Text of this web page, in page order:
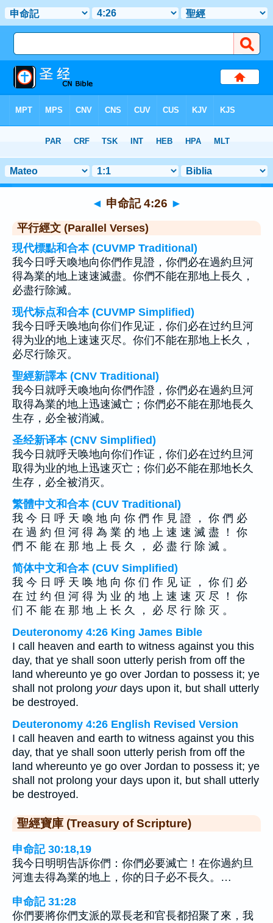
> 聖經金句 26
◄ 申命記 4:26 ►
平行經文 (Parallel Verses)
現代標點和合本 (CUVMP Traditional)
我今日呼天喚地向你們作見證，你們必在過約旦河
得為業的地上速速滅盡。你們不能在那地上長久，
必盡行除滅。
现代标点和合本 (CUVMP Simplified)
我今日呼天唤地向你们作见证，你们必在过约旦河
得为业的地上速速灭尽。你们不能在那地上长久，
必尽行除灭。
聖經新譯本 (CNV Traditional)
我今日就呼天喚地向你們作證，你們必在過約旦河
取得為業的地上迅速滅亡；你們必不能在那地長久
生存，必全被消滅。
圣经新译本 (CNV Simplified)
我今日就呼天唤地向你们作证，你们必在过约旦河
取得为业的地上迅速灭亡；你们必不能在那地长久
生存，必全被消灭。
繁體中文和合本 (CUV Traditional)
我 今 日 呼 天 喚 地 向 你 們 作 見 證 ， 你 們 必
在 過 約 但 河 得 為 業 的 地 上 速 速 滅 盡 ！ 你
們 不 能 在 那 地 上 長 久 ， 必 盡 行 除 滅 。
简体中文和合本 (CUV Simplified)
我 今 日 呼 天 唤 地 向 你 们 作 见 证 ， 你 们 必
在 过 约 但 河 得 为 业 的 地 上 速 速 灭 尽 ！ 你
们 不 能 在 那 地 上 长 久 ， 必 尽 行 除 灭 。
Deuteronomy 4:26 King James Bible
I call heaven and earth to witness against you this
day, that ye shall soon utterly perish from off the
land whereunto ye go over Jordan to possess it; ye
shall not prolong yourdays upon it, but shall utterly
be destroyed.
Deuteronomy 4:26 English Revised Version
I call heaven and earth to witness against you this
day, that ye shall soon utterly perish from off the
land whereunto ye go over Jordan to possess it; ye
shall not prolong your days upon it, but shall utterly
be destroyed.
聖經寶庫 (Treasury of Scripture)
申命記 30:18,19
我今日明明告訴你們：你們必要滅亡！在你過約旦
河進去得為業的地上，你的日子必不長久。…
申命記 31:28
你們要將你們支派的眾長老和官長都招聚了來，我